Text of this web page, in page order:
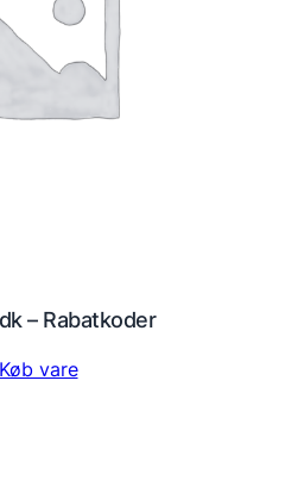
– Rabatkoder
Køb vare